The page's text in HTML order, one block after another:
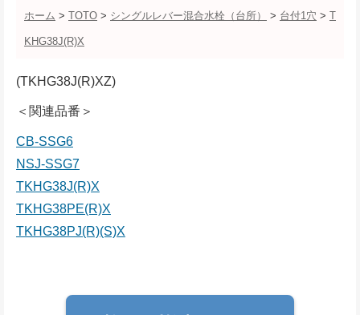
ホーム > TOTO > シングルレバー混合水栓（台所） > 台付1穴 > T
KHG38J(R)X
(TKHG38J(R)XZ)
＜関連品番＞
CB-SSG6
NSJ-SSG7
TKHG38J(R)X
TKHG38PE(R)X
TKHG38PJ(R)(S)X